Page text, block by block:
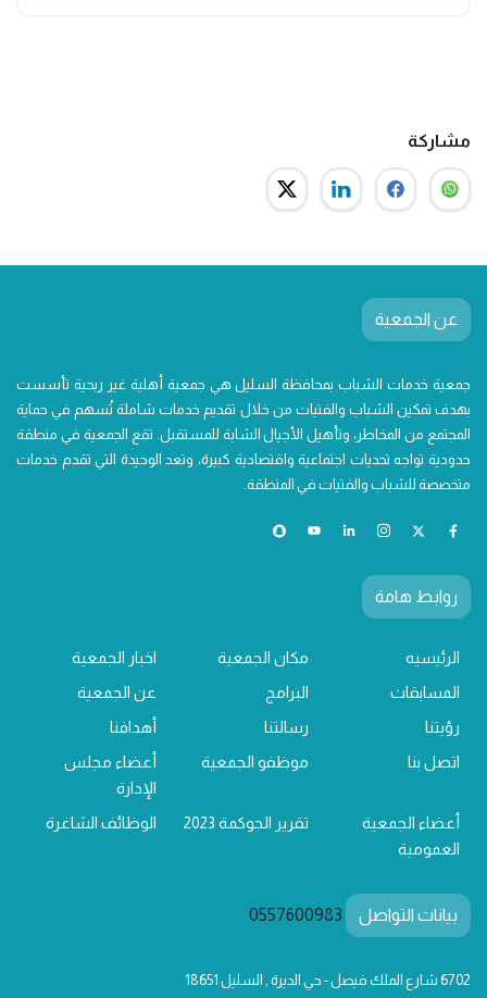
مشاركة
عن الجمعية
جمعية خدمات الشباب بمحافظة السليل هي جمعية أهلية غير ربحية تأسست
بهدف تمكين الشباب والفتيات من خلال تقديم خدمات شاملة تُسهم في حماية
المجتمع من المخاطر، وتأهيل الأجيال الشابة للمستقبل. تقع الجمعية في منطقة
حدودية تواجه تحديات اجتماعية واقتصادية كبيرة، وتعد الوحيدة التي تقدم خدمات
متخصصة للشباب والفتيات في المنطقة.
روابط هامة
الرئيسيه مكان الجمعية
اخبار الجمعية
المسابقات
البرامج
عن الجمعية
رؤيتنا
رسالتنا
أهدافنا
اتصل بنا
موظفو الجمعية
أعضاء مجلس
الإدارة
أعضاء الجمعية
العمومية
تقرير الحوكمة 2023 الوظائف الشاغرة
بيانات التواصل 0557600983
6702 شارع الملك فيصل - حي الديرة , السليل 18651